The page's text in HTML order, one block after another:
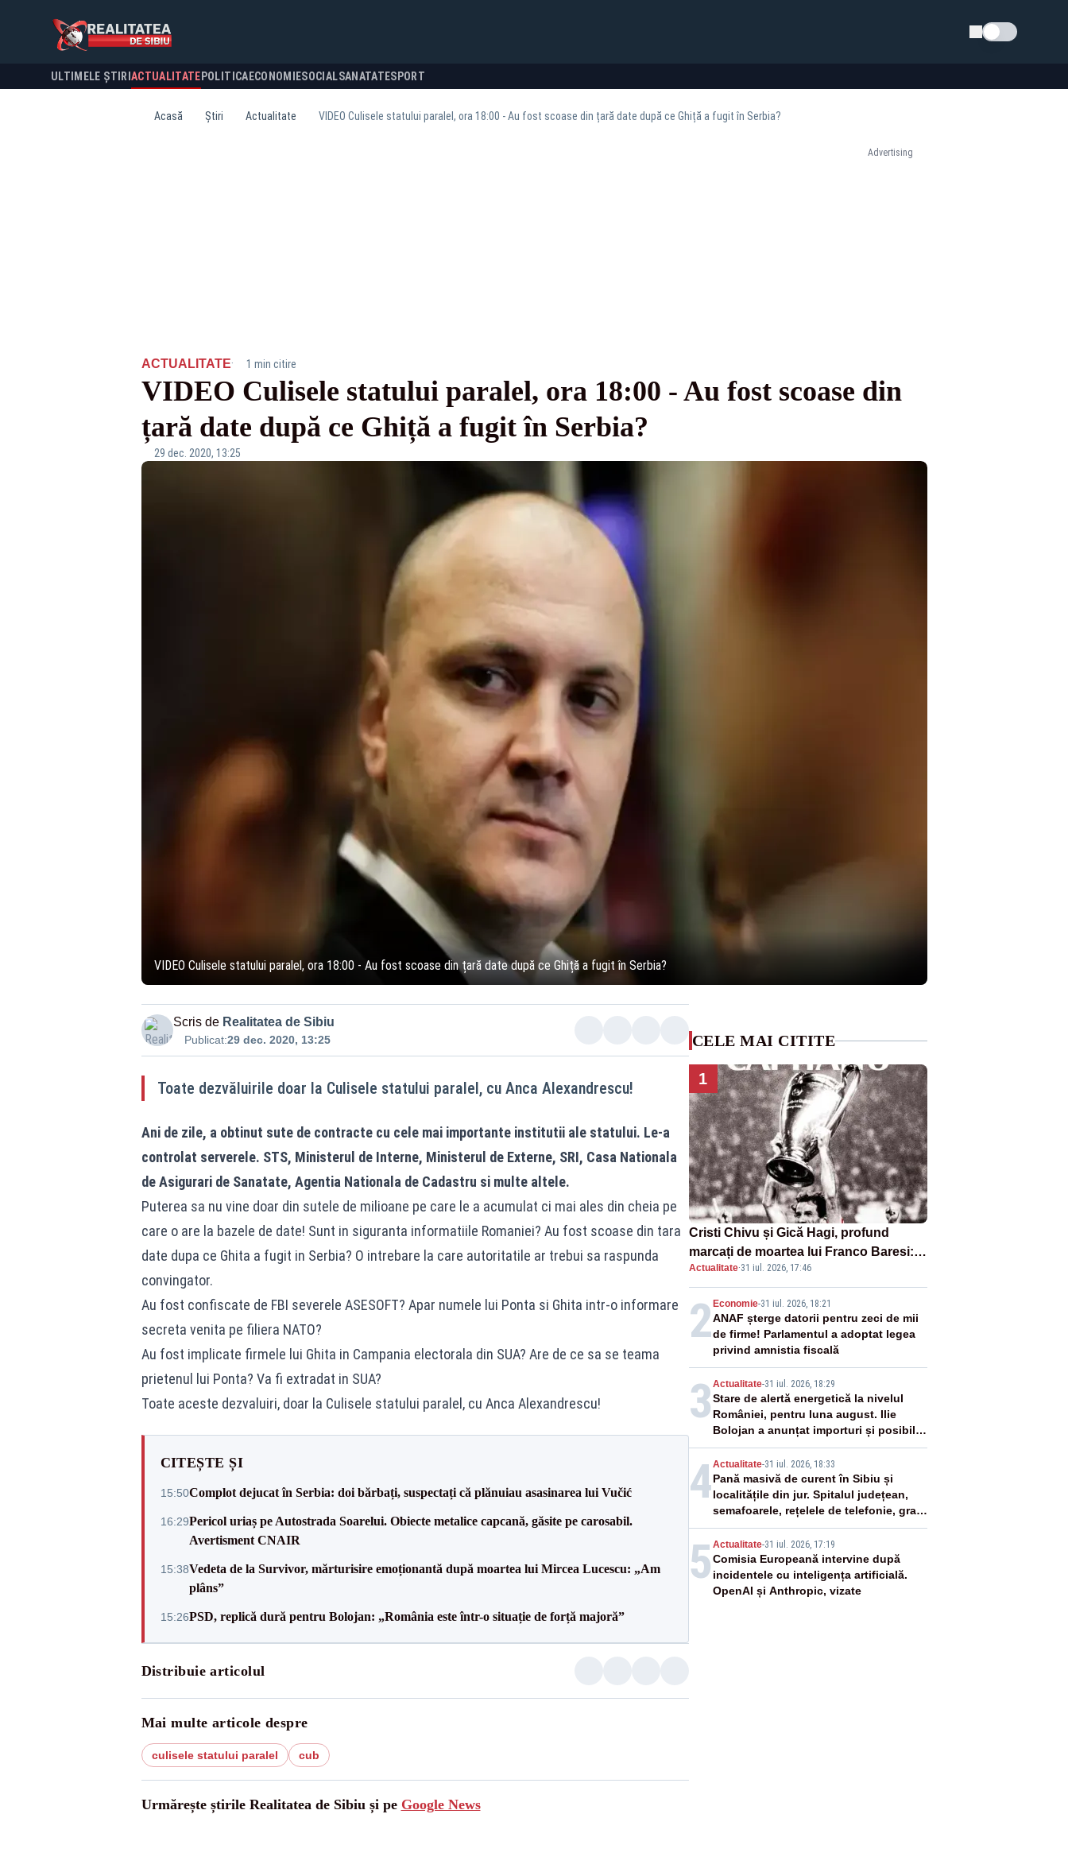
Schimba tema
ULTIMELE ȘTIRI ACTUALITATE POLITICA ECONOMIESOCIALSANATATESPORT
Acasă Știri Actualitate VIDEO Culisele statului paralel, ora 18:00 - Au fost scoase din țară date după ce Ghiță a fugit în Serbia?
Advertising
ACTUALITATE· 1 min citire
VIDEO Culisele statului paralel, ora 18:00 - Au fost scoase din
țară date după ce Ghiță a fugit în Serbia?
29 dec. 2020, 13:25
VIDEO Culisele statului paralel, ora 18:00 - Au fost scoase din țară date după ce Ghiță a fugit în Serbia?
Scris de Realitatea de Sibiu
Publicat:29 dec. 2020, 13:25
Toate dezvăluirile doar la Culisele statului paralel, cu Anca Alexandrescu!
Ani de zile, a obtinut sute de contracte cu cele mai importante institutii ale statului. Le-a
controlat serverele. STS, Ministerul de Interne, Ministerul de Externe, SRI, Casa Nationala
de Asigurari de Sanatate, Agentia Nationala de Cadastru si multe altele.
Puterea sa nu vine doar din sutele de milioane pe care le a acumulat ci mai ales din cheia pe
care o are la bazele de date! Sunt in siguranta informatiile Romaniei? Au fost scoase din tara
date dupa ce Ghita a fugit in Serbia? O intrebare la care autoritatile ar trebui sa raspunda
convingator.
Au fost confiscate de FBI severele ASESOFT? Apar numele lui Ponta si Ghita intr-o informare
secreta venita pe filiera NATO?
Au fost implicate firmele lui Ghita in Campania electorala din SUA? Are de ce sa se teama
prietenul lui Ponta? Va fi extradat in SUA?
Toate aceste dezvaluiri, doar la Culisele statului paralel, cu Anca Alexandrescu!
CITEȘTE ȘI
15:50Complot dejucat în Serbia: doi bărbați, suspectați că plănuiau asasinarea lui Vučić
16:29Pericol uriaș pe Autostrada Soarelui. Obiecte metalice capcană, găsite pe carosabil.
Avertisment CNAIR
15:38Vedeta de la Survivor, mărturisire emoționantă după moartea lui Mircea Lucescu: „Am
plâns”
15:26PSD, replică dură pentru Bolojan: „România este într-o situație de forță majoră”
Distribuie articolul
Mai multe articole despre
culisele statului paralel cub
Urmărește știrile Realitatea de Sibiu și pe Google News
CELE MAI CITITE
1
Cristi Chivu și Gică Hagi, profund
marcați de moartea lui Franco Baresi:
„O legendă a fotbalului mondial”
Actualitate·31 iul. 2026, 17:46
2 Economie-31 iul. 2026, 18:21
ANAF șterge datorii pentru zeci de mii
de firme! Parlamentul a adoptat legea
privind amnistia fiscală
3 Actualitate-31 iul. 2026, 18:29
Stare de alertă energetică la nivelul
României, pentru luna august. Ilie
Bolojan a anunțat importuri și posibile
restricții – VIDEO
4Actualitate-31 iul. 2026, 18:33
Pană masivă de curent în Sibiu și
localitățile din jur. Spitalul județean,
semafoarele, rețelele de telefonie, grav
afectate
5 Actualitate-31 iul. 2026, 17:19
Comisia Europeană intervine după
incidentele cu inteligența artificială.
OpenAI și Anthropic, vizate